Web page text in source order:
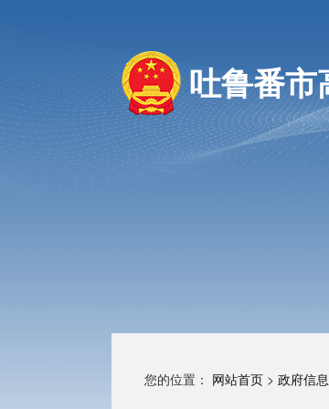
吐鲁番市
您的位置： 网站首页 > 政府信